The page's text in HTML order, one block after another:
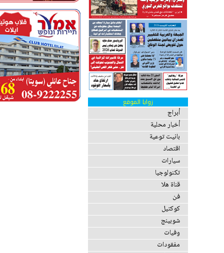
زوايا الموقع
أبراج
أخبار محلية
بانيت توعية
اقتصاد
سيارات
تكنولوجيا
قناة هلا
فن
كوكتيل
شوبينج
وفيات
مفقودات